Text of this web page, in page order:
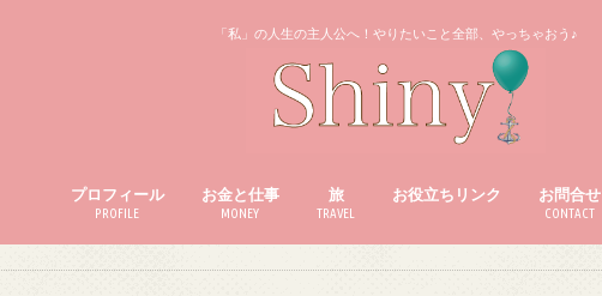
「私」の人生の主人公へ！やりたいこと全部、やっちゃおう♪
プロフィール
PROFILE
お金と仕事
MONEY
旅
TRAVEL
お役立ちリンク お問合せ
CONTACT